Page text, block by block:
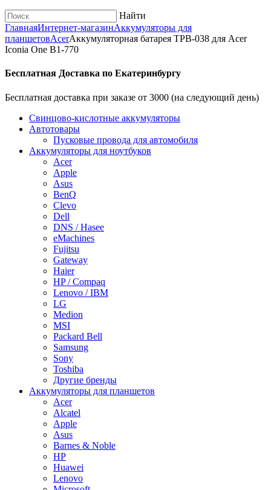
Найти
ГлавнаяИнтернет-магазинАккумуляторы для
планшетовAcerАккумуляторная батарея TPB-038 для Acer
Iconia One B1-770
Бесплатная Доставка по Екатеринбургу
Бесплатная доставка при заказе от 3000 (на следующий день)
Cвинцово-кислотные аккумуляторы
Автотовары
Пусковые провода для автомобиля
Аккумуляторы для ноутбуков
Acer
Apple
Asus
BenQ
Clevo
Dell
DNS / Hasee
eMachines
Fujitsu
Gateway
Haier
HP / Compaq
Lenovo / IBM
LG
Medion
MSI
Packard Bell
Samsung
Sony
Toshiba
Другие бренды
Аккумуляторы для планшетов
Acer
Alcatel
Apple
Asus
Barnes & Noble
HP
Huawei
Lenovo